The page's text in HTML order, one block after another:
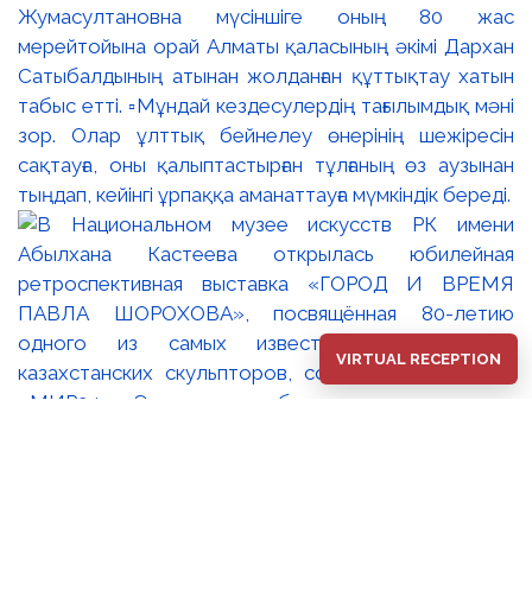
Жумасултановна мүсіншіге оның 80 жас
мерейтойына орай Алматы қаласының әкімі Дархан
Сатыбалдының атынан жолданған құттықтау хатын
табыс етті. ▫️Мұндай кездесулердің тағылымдық мәні
зор. Олар ұлттық бейнелеу өнерінің шежіресін
сақтауға, оны қалыптастырған тұлғаның өз аузынан
тыңдап, кейінгі ұрпаққа аманаттауға мүмкіндік береді.
VIRTUAL RECEPTION